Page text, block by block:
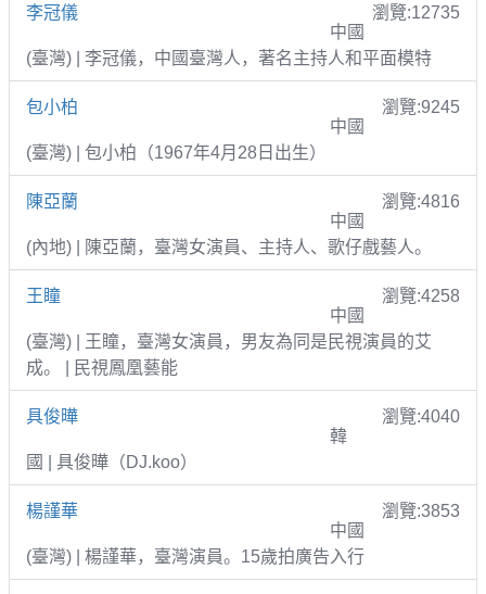
李冠儀
瀏覽:12735
中國
(臺灣) | 李冠儀，中國臺灣人，著名主持人和平面模特
包小柏
瀏覽:9245
中國
(臺灣) | 包小柏（1967年4月28日出生）
陳亞蘭
瀏覽:4816
中國
(內地) | 陳亞蘭，臺灣女演員、主持人、歌仔戲藝人。
王瞳
瀏覽:4258
中國
(臺灣) | 王瞳，臺灣女演員，男友為同是民視演員的艾
成。 | 民視鳳凰藝能
具俊曄
瀏覽:4040
韓
國 | 具俊曄（DJ.koo）
楊謹華
瀏覽:3853
中國
(臺灣) | 楊謹華，臺灣演員。15歲拍廣告入行